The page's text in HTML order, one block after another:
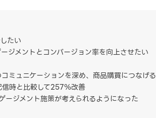
たい
ジメントとコンバージョン率を向上させたい
ミュニケーションを深め、商品購買につなげる
時と比較して257％改善
ージメント施策が考えられるようになった